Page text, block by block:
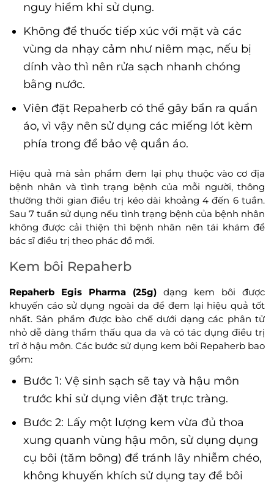
nguy hiểm khi sử dụng.
Không để thuốc tiếp xúc với mặt và các
vùng da nhạy cảm như niêm mạc, nếu bị
dính vào thì nên rửa sạch nhanh chóng
bằng nước.
Viên đặt Repaherb có thể gây bẩn ra quần
áo, vì vậy nên sử dụng các miếng lót kèm
phía trong để bảo vệ quần áo.
Hiệu quả mà sản phẩm đem lại phụ thuộc vào cơ địa
bệnh nhân và tình trạng bệnh của mỗi người, thông
thường thời gian điều trị kéo dài khoảng 4 đến 6 tuần.
Sau 7 tuần sử dụng nếu tình trạng bệnh của bệnh nhân
không được cải thiện thì bệnh nhân nên tái khám để
bác sĩ điều trị theo phác đồ mới.
Kem bôi Repaherb
Repaherb Egis Pharma (25g) dạng kem bôi được
khuyến cáo sử dụng ngoài da để đem lại hiệu quả tốt
nhất. Sản phẩm được bào chế dưới dạng các phân tử
nhỏ dễ dàng thẩm thấu qua da và có tác dụng điều trị
trĩ ở hậu môn. Các bước sử dụng kem bôi Repaherb bao
gồm:
Bước 1: Vệ sinh sạch sẽ tay và hậu môn
trước khi sử dụng viên đặt trực tràng.
Bước 2: Lấy một lượng kem vừa đủ thoa
xung quanh vùng hậu môn, sử dụng dụng
cụ bôi (tăm bông) để tránh lây nhiễm chéo,
không khuyến khích sử dụng tay để bôi